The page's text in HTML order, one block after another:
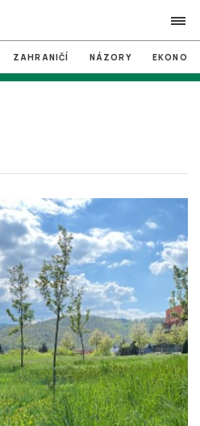
search
ZAHRANIČÍ NÁZORY